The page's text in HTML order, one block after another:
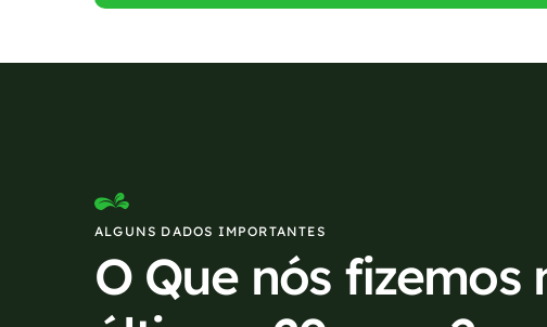
ALGUNS DADOS IMPORTANTES
O Que nós fizemos